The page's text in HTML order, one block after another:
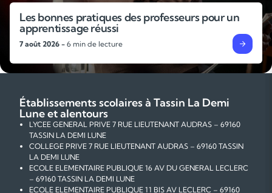
Pourquoi faire un stage de révisions avant la
rentrée ?
4 août 2026 - 6 min de lecture
Établissements scolaires à Tassin La Demi
Lune et alentours
LYCEE GENERAL PRIVE 7 RUE LIEUTENANT AUDRAS – 69160
TASSIN LA DEMI LUNE
COLLEGE PRIVE 7 RUE LIEUTENANT AUDRAS – 69160 TASSIN
LA DEMI LUNE
ECOLE ELEMENTAIRE PUBLIQUE 16 AV DU GENERAL LECLERC
– 69160 TASSIN LA DEMI LUNE
ECOLE ELEMENTAIRE PUBLIQUE 11 BIS AV LECLERC – 69160